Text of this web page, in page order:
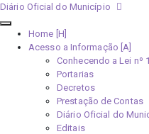
Diário Oficial do Município
Home [H]
Acesso a Informação [A]
Conhecendo a Lei nº
Portarias
Decretos
Prestação de Contas
Diário Oficial do
Editais